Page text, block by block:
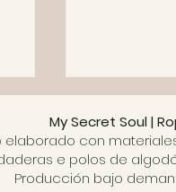
My Secret Soul |
elaborado con
e polos de
Producción bajo